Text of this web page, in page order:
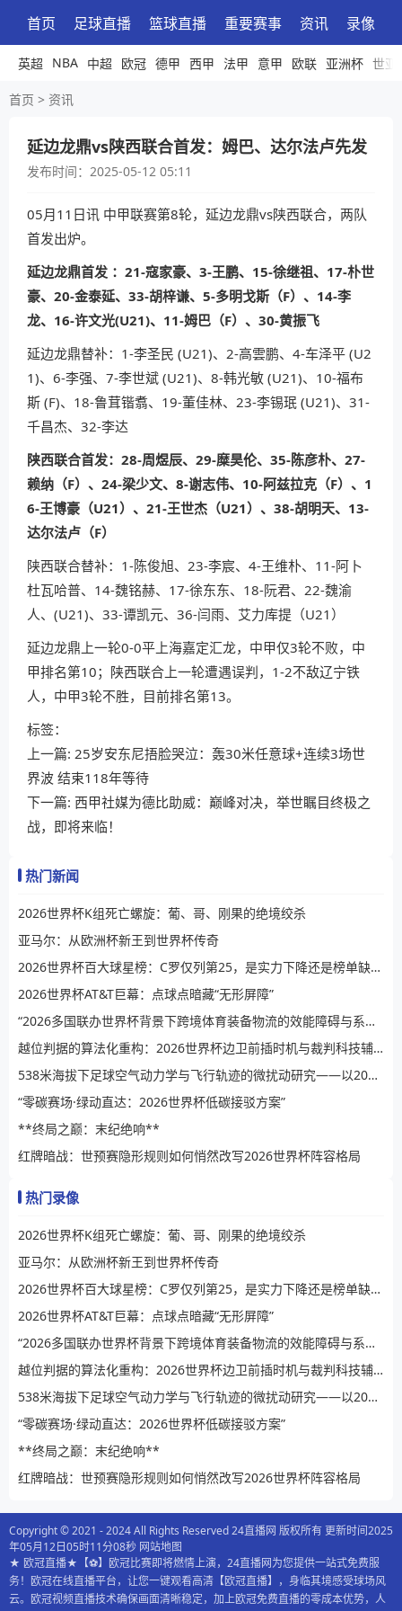
首页 足球直播 篮球直播 重要赛事 资讯 录像
英超 NBA 中超 欧冠 德甲 西甲 法甲 意甲 欧联 亚洲杯 世亚
首页 > 资讯
延边龙鼎vs陕西联合首发：姆巴、达尔法卢先发
发布时间： 2025-05-12 05:11
05月11日讯 中甲联赛第8轮，延边龙鼎vs陕西联合，两队
首发出炉。
延边龙鼎首发 ：21-寇家豪、3-王鹏、15-徐继祖、17-朴世
豪、20-金泰延、33-胡梓谦、5-多明戈斯（F）、14-李
龙、16-许文光(U21)、11-姆巴（F）、30-黄振飞
延边龙鼎替补：1-李圣民 (U21)、2-高雲鹏、4-车泽平 (U2
1)、6-李强、7-李世斌 (U21)、8-韩光敏 (U21)、10-福布
斯 (F)、18-鲁茸锴翥、19-董佳林、23-李锡珉 (U21)、31-
千昌杰、32-李达
陕西联合首发：28-周煜辰、29-糜昊伦、35-陈彦朴、27-
赖纳（F）、24-梁少文、8-谢志伟、10-阿兹拉克（F）、1
6-王博豪（U21）、21-王世杰（U21）、38-胡明天、13-
达尔法卢（F）
陕西联合替补：1-陈俊旭、23-李宸、4-王维朴、11-阿卜
杜瓦哈普、14-魏铭赫、17-徐东东、18-阮君、22-魏渝
人、(U21)、33-谭凯元、36-闫雨、艾力库提（U21）
延边龙鼎上一轮0-0平上海嘉定汇龙，中甲仅3轮不败，中
甲排名第10；陕西联合上一轮遭遇误判，1-2不敌辽宁铁
人，中甲3轮不胜，目前排名第13。
标签：
上一篇: 25岁安东尼捂脸哭泣：轰30米任意球+连续3场世
界波 结束118年等待
下一篇: 西甲社媒为德比助威：巅峰对决，举世瞩目终极之
战，即将来临！
热门新闻
2026世界杯K组死亡螺旋：葡、哥、刚果的绝境绞杀
亚马尔：从欧洲杯新王到世界杯传奇
2026世界杯百大球星榜：C罗仅列第25，是实力下降还是榜单缺乏公信力？
2026世界杯AT&T巨幕：点球点暗藏“无形屏障”
“2026多国联办世界杯背景下跨境体育装备物流的效能障碍与系统性提升路径”
越位判据的算法化重构：2026世界杯边卫前插时机与裁判科技辅助决策的演进逻辑
538米海拔下足球空气动力学与飞行轨迹的微扰动研究——以2026世界杯BBVA球场为例
“零碳赛场·绿动直达：2026世界杯低碳接驳方案”
**终局之巅：末纪绝响**
红牌暗战：世预赛隐形规则如何悄然改写2026世界杯阵容格局
热门录像
2026世界杯K组死亡螺旋：葡、哥、刚果的绝境绞杀
亚马尔：从欧洲杯新王到世界杯传奇
2026世界杯百大球星榜：C罗仅列第25，是实力下降还是榜单缺乏公信力？
2026世界杯AT&T巨幕：点球点暗藏“无形屏障”
“2026多国联办世界杯背景下跨境体育装备物流的效能障碍与系统性提升路径”
越位判据的算法化重构：2026世界杯边卫前插时机与裁判科技辅助决策的演进逻辑
538米海拔下足球空气动力学与飞行轨迹的微扰动研究——以2026世界杯BBVA球场为例
“零碳赛场·绿动直达：2026世界杯低碳接驳方案”
**终局之巅：末纪绝响**
红牌暗战：世预赛隐形规则如何悄然改写2026世界杯阵容格局
Copyright © 2021 - 2024 All Rights Reserved 24直播网 版权所有 更新时间2025
年05月12日05时11分08秒 网站地图
★ 欧冠直播★【⚽️】欧冠比赛即将燃情上演，24直播网为您提供一站式免费服
务！欧冠在线直播平台，让您一键观看高清【欧冠直播】，身临其境感受球场风
云。欧冠视频直播技术确保画面清晰稳定，加上欧冠免费直播的零成本优势，人